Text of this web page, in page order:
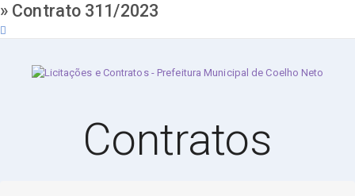
» Contrato 311/2023
Contratos